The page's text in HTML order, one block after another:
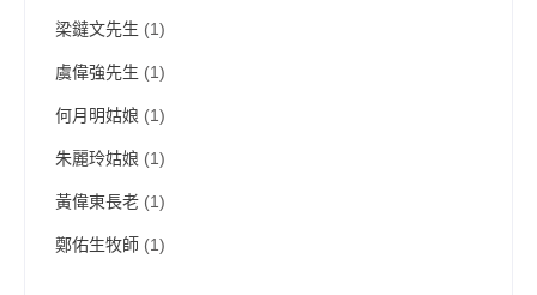
梁鐽文先生 (1)
虞偉強先生 (1)
何月明姑娘 (1)
朱麗玲姑娘 (1)
黃偉東長老 (1)
鄭佑生牧師 (1)